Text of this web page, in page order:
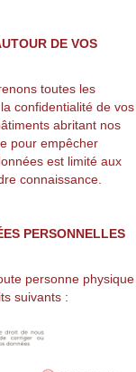
DE VOS
toutes les
confidentialité de vos
abritant nos
pour empêcher
est limité aux
connaissance.
PERSONNELLES
personne physique
suivants :